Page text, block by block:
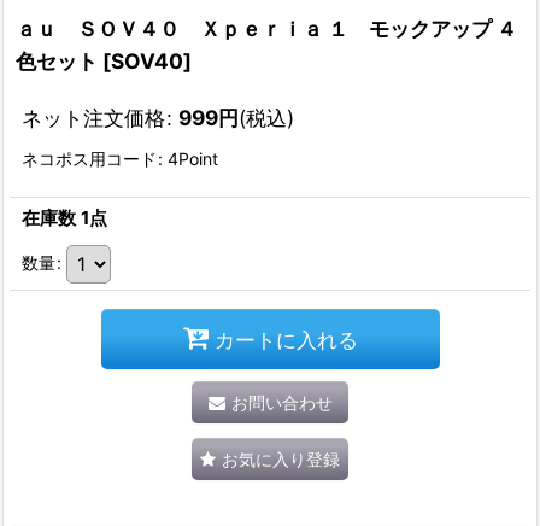
ａｕ ＳＯＶ４０ Ｘｐｅｒｉａ １ モックアップ ４
色セット [SOV40]
ネット注文価格: 999円(税込)
ネコポス用コード : 4Point
在庫数 1点
数量:
カートに入れる
お問い合わせ
お気に入り登録